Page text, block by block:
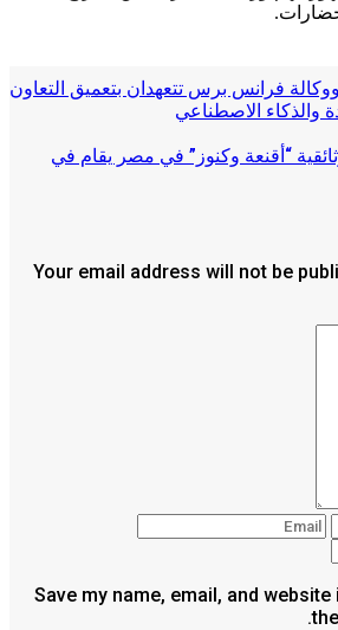
فرانس برس تتعهدان بتعميق التعاون
والذكاء الاصطناعي
“أقنعة وكنوز” في مصر يقام في
Your email address will not be
Save my name, email, and